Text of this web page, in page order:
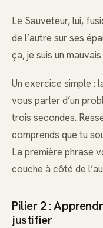
Le Sauveteur, lui,
de l’autre sur ses
ça, je suis un
Un exercice simple :
vous parler d’un
trois secondes.
comprends que tu
La première phrase
couche à côté de
Pilier 2 :
justifier